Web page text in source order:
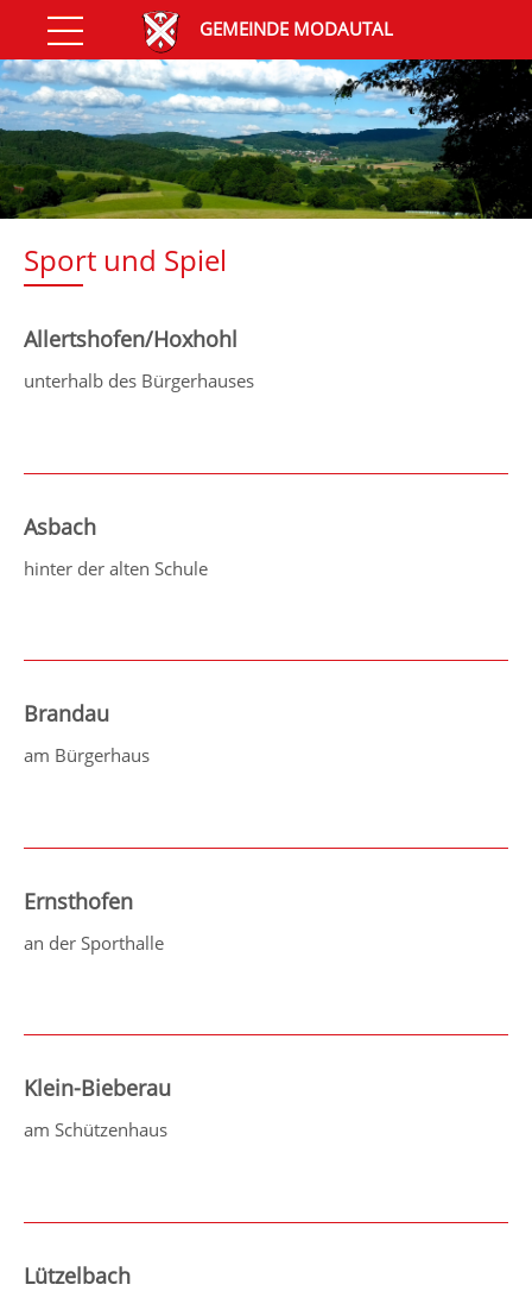
GEMEINDE MODAUTAL
Sport und Spiel
Allertshofen/Hoxhohl
unterhalb des Bürgerhauses
Asbach
hinter der alten Schule
Brandau
am Bürgerhaus
Ernsthofen
an der Sporthalle
Klein-Bieberau
am Schützenhaus
Lützelbach